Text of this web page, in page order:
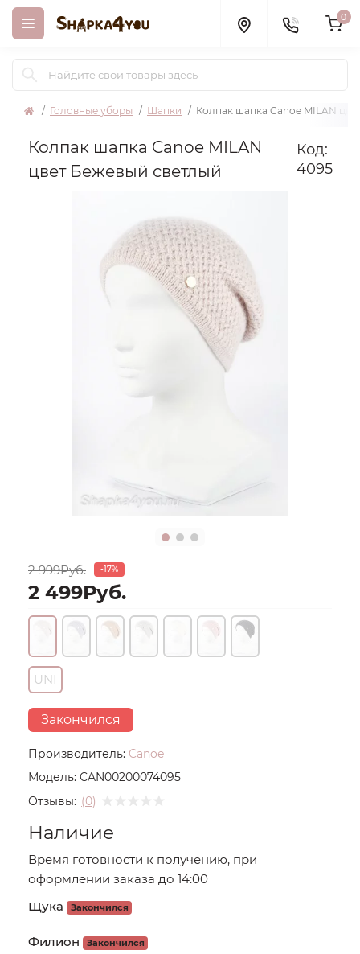
0
Головные уборы Шапки Колпак шапка Canoe MILAN
Колпак шапка Canoe MILAN
цвет Бежевый светлый
Код:
4095
Производитель: Canoe
Модель: CAN00200074095
Отзывы: (0)
2 999Руб. -17%
2 499Руб.
UNI
Закончился
Наличие
Время готовности к получению, при
оформлении заказа до 14:00
Щука
Закончился
Филион Закончился